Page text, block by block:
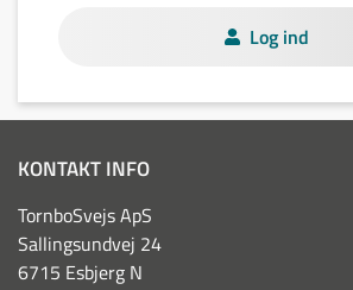
Log ind
KONTAKT INFO
TornboSvejs ApS
Sallingsundvej 24
6715 Esbjerg N